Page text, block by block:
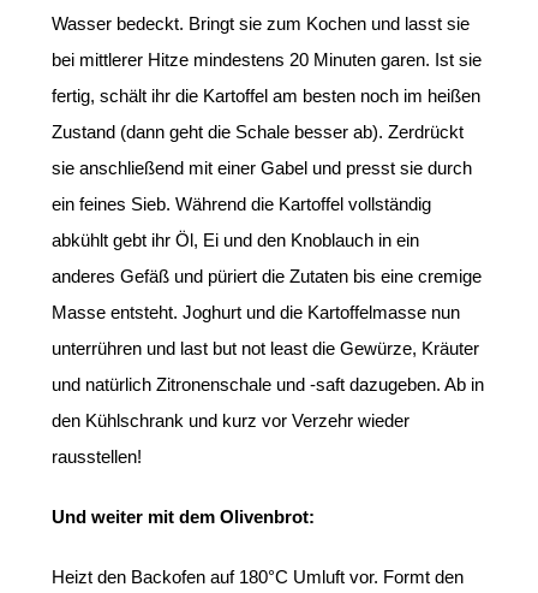
Wasser bedeckt. Bringt sie zum Kochen und lasst sie
bei mittlerer Hitze mindestens 20 Minuten garen. Ist sie
fertig, schält ihr die Kartoffel am besten noch im heißen
Zustand (dann geht die Schale besser ab). Zerdrückt
sie anschließend mit einer Gabel und presst sie durch
ein feines Sieb. Während die Kartoffel vollständig
abkühlt gebt ihr Öl, Ei und den Knoblauch in ein
anderes Gefäß und püriert die Zutaten bis eine cremige
Masse entsteht. Joghurt und die Kartoffelmasse nun
unterrühren und last but not least die Gewürze, Kräuter
und natürlich Zitronenschale und -saft dazugeben. Ab in
den Kühlschrank und kurz vor Verzehr wieder
rausstellen!
Und weiter mit dem Olivenbrot:
Heizt den Backofen auf 180°C Umluft vor. Formt den